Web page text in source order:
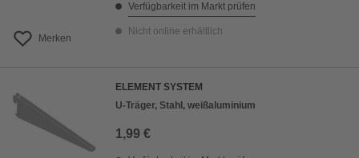
Merken
Verfügbarkeit im Markt prüfen
Nicht online erhältlich
ELEMENT SYSTEM
U-Träger, Stahl, weißaluminium
1,99 €